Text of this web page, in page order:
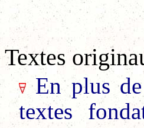
Textes
En plus
textes